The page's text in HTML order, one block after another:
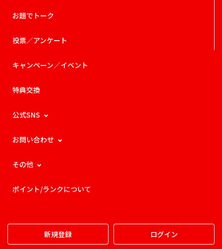
お題でトーク
投票／アンケート
キャンペーン／イベント
特典交換
公式SNS
お問い合わせ
その他
ポイント/ランクについて
新規登録 ログイン